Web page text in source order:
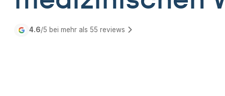
4.6/5 bei mehr als 55 reviews